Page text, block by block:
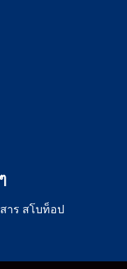
าร สโบท็อป